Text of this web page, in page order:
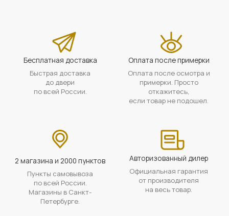
Бесплатная доставка
Быстрая доставка
до двери
по всей России.
Оплата после примерки
Оплата после осмотра и
примерки. Просто
откажитесь,
если товар не подошел.
2 магазина и 2000 пунктов
Пункты самовывоза
по всей России.
Магазины в Санкт-
Петербурге.
Авторизованный дилер
Официальная гарантия
от производителя
на весь товар.